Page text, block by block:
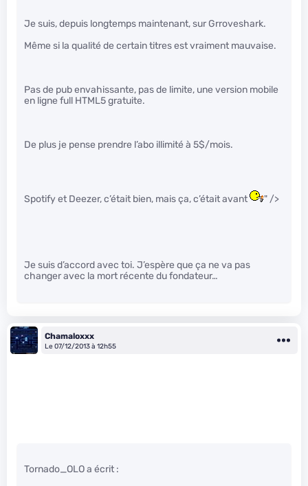
Je suis, depuis longtemps maintenant, sur Grroveshark.
Même si la qualité de certain titres est vraiment mauvaise.
Pas de pub envahissante, pas de limite, une version mobile
en ligne full HTML5 gratuite.
De plus je pense prendre l’abo illimité à 5$/mois.
Spotify et Deezer, c’était bien, mais ça, c’était avant " />
Je suis d’accord avec toi. J’espère que ça ne va pas
changer avec la mort récente du fondateur…
Chamaloxxx
Le 07/12/2013 à 12h55
Tornado_OLO a écrit :